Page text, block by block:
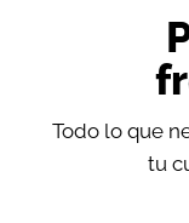
Todo lo que
tu